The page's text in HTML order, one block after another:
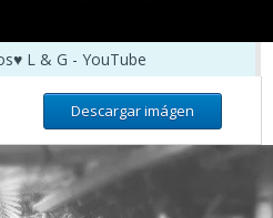
L & G - YouTube
Descargar imágen